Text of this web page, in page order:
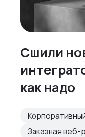
Сшили
как надо
Заказная веб-